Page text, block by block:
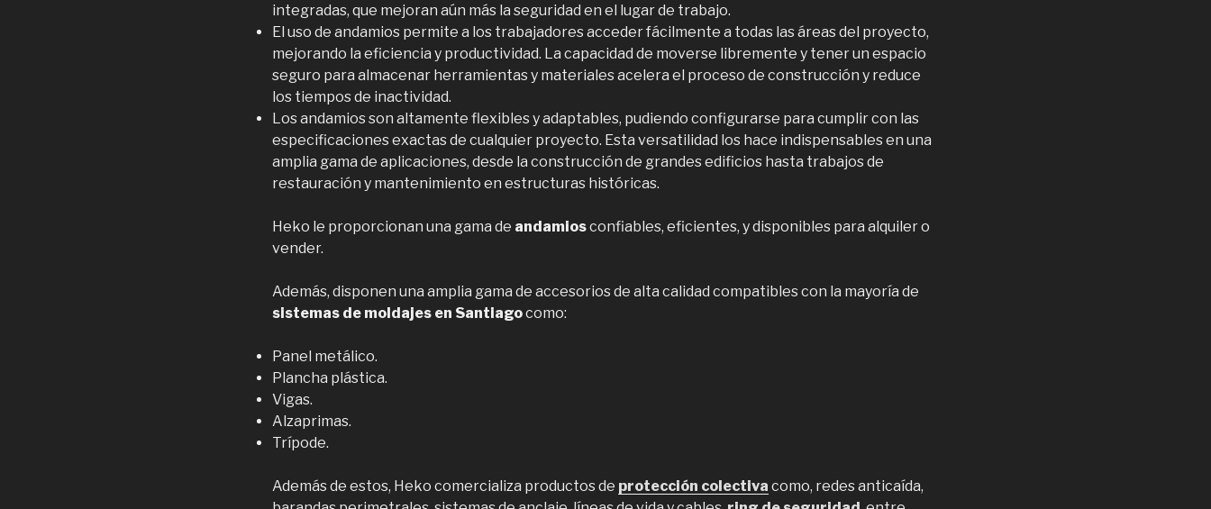
integradas, que mejoran aún más la seguridad en el lugar de trabajo.
El uso de andamios permite a los trabajadores acceder fácilmente a todas las áreas del proyecto,
mejorando la eficiencia y productividad. La capacidad de moverse libremente y tener un espacio
seguro para almacenar herramientas y materiales acelera el proceso de construcción y reduce
los tiempos de inactividad.
Los andamios son altamente flexibles y adaptables, pudiendo configurarse para cumplir con las
especificaciones exactas de cualquier proyecto. Esta versatilidad los hace indispensables en una
amplia gama de aplicaciones, desde la construcción de grandes edificios hasta trabajos de
restauración y mantenimiento en estructuras históricas.
Heko le proporcionan una gama de andamiosconfiables, eficientes, y disponibles para alquiler o
vender.
Además, disponen una amplia gama de accesorios de alta calidad compatibles con la mayoría de
sistemas de moldajes en Santiagocomo:
Panel metálico.
Plancha plástica.
Vigas.
Alzaprimas.
Trípode.
Además de estos, Heko comercializa productos de protección colectiva como, redes anticaída,